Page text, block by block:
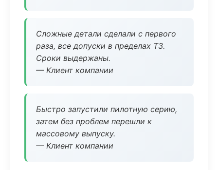
Сложные детали сделали с первого
раза, все допуски в пределах ТЗ.
Сроки выдержаны.
— Клиент компании
Быстро запустили пилотную серию,
затем без проблем перешли к
массовому выпуску.
— Клиент компании